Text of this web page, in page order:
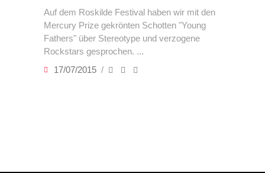
Auf dem Roskilde Festival haben wir mit den
Mercury Prize gekrönten Schotten "Young
Fathers" über Stereotype und verzogene
Rockstars gesprochen.
17/07/2015